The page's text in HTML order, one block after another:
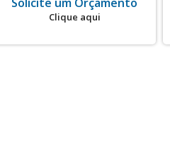
Clique aqui